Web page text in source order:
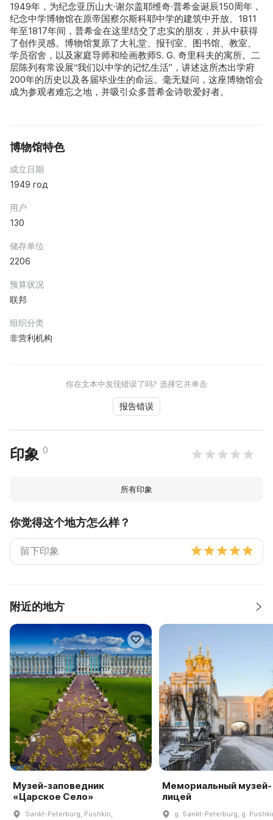
1949年，为纪念亚历山大·谢尔盖耶维奇·普希金诞辰150周年，
纪念中学博物馆在原帝国察尔斯科耶中学的建筑中开放。1811
年至1817年间，普希金在这里结交了忠实的朋友，并从中获得
了创作灵感。博物馆复原了大礼堂、报刊室、图书馆、教室、
学员宿舍，以及家庭导师和绘画教师S. G. 奇里科夫的寓所。二
层陈列有常设展“我们以中学的记忆生活”，讲述这所杰出学府
200年的历史以及各届毕业生的命运。毫无疑问，这座博物馆会
成为参观者难忘之地，并吸引众多普希金诗歌爱好者。
博物馆特色
成立日期
1949 год
用户
130
储存单位
2206
预算状况
联邦
组织分类
非营利机构
你在文本中发现错误了吗? 选择它并单击
报告错误
印象 0
所有印象
你觉得这个地方怎么样？
附近的地方
Музей-заповедник
«Царское Село»
Sankt-Peterburg, Pushkin,
Мемориальный музей-
лицей
g. Sankt-Peterburg, g.